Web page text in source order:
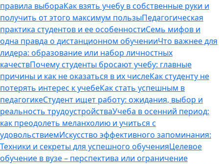
правила выбораКак взять учебу в собственные руки и
получить от этого максимум пользыПедагогическая
практика студентов и ее особенностиСемь мифов и
одна правда о дистанционном обученииЧто важнее для
лидера: образование или набор личностных
качествПочему студенты бросают учебу: главные
причины и как не оказаться в их числеКак студенту не
потерять интерес к учебеКак стать успешным в
педагогикеСтудент ищет работу: ожидания, выбор и
реальность трудоустройстваУчеба в осенний период:
как преодолеть меланхолию и учиться с
удовольствиемИскусство эффективного запоминания:
Техники и секреты для успешного обученияЦелевое
обучение в вузе – перспектива или ограничение